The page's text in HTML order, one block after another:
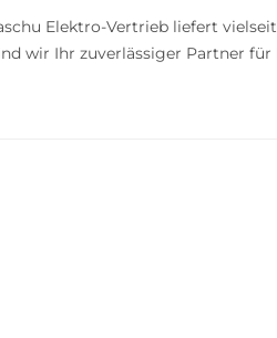
Elektro-Vertrieb liefert
wir Ihr zuverlässiger Partner für